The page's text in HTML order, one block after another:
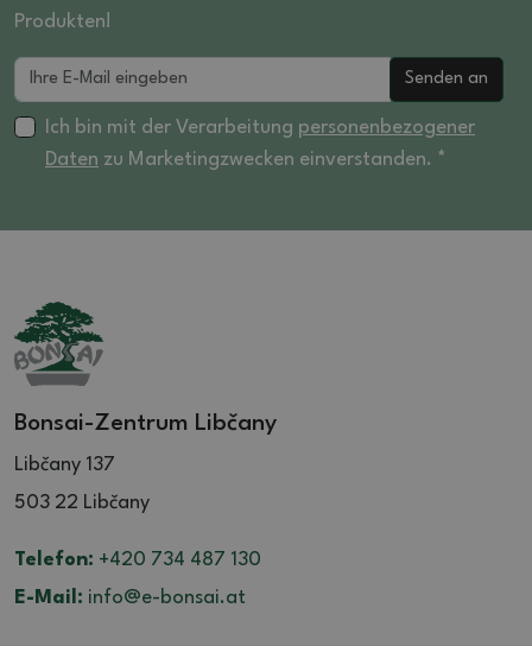
Produkten!
Senden an
Ich bin mit der Verarbeitung personenbezogener
Daten zu Marketingzwecken einverstanden. *
Bonsai-Zentrum Libčany
Libčany 137
503 22 Libčany
Telefon: +420 734 487 130
E-Mail: info@e-bonsai.at